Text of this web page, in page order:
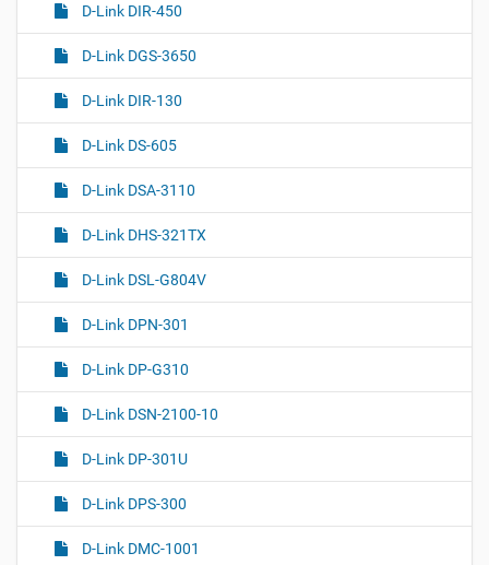
D-Link DIR-450
D-Link DGS-3650
D-Link DIR-130
D-Link DS-605
D-Link DSA-3110
D-Link DHS-321TX
D-Link DSL-G804V
D-Link DPN-301
D-Link DP-G310
D-Link DSN-2100-10
D-Link DP-301U
D-Link DPS-300
D-Link DMC-1001